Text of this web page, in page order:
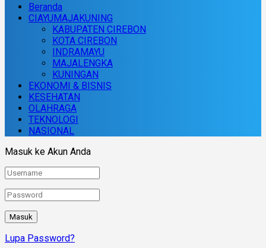
Beranda
CIAYUMAJAKUNING
KABUPATEN CIREBON
KOTA CIREBON
INDRAMAYU
MAJALENGKA
KUNINGAN
EKONOMI & BISNIS
KESEHATAN
OLAHRAGA
TEKNOLOGI
NASIONAL
Masuk ke Akun Anda
Lupa Password?